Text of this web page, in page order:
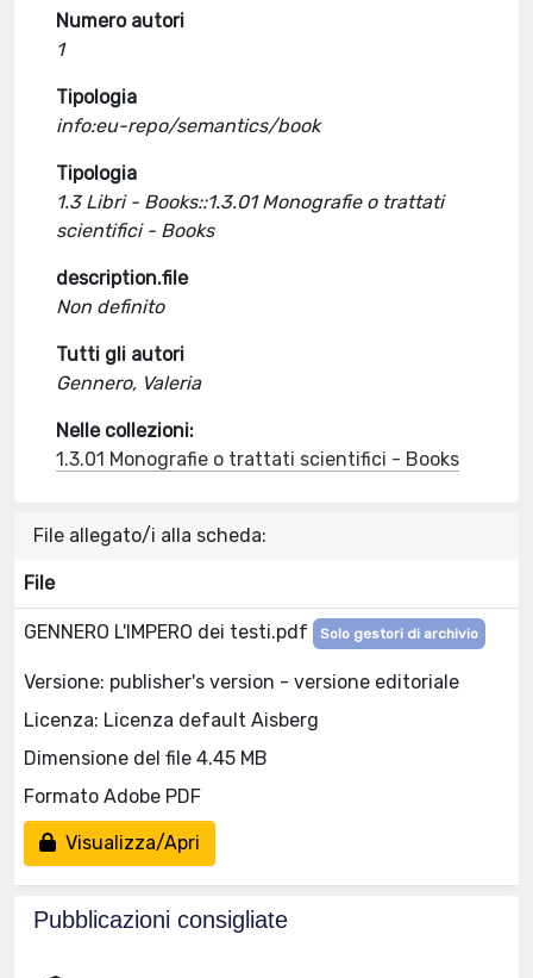
Numero autori
1
Tipologia
info:eu-repo/semantics/book
Tipologia
1.3 Libri - Books::1.3.01 Monografie o trattati
scientifici - Books
description.file
Non definito
Tutti gli autori
Gennero, Valeria
Nelle collezioni:
1.3.01 Monografie o trattati scientifici - Books
File allegato/i alla scheda:
File
GENNERO L'IMPERO dei testi.pdf Solo gestori di archivio
Versione: publisher's version - versione editoriale
Licenza: Licenza default Aisberg
Dimensione del file 4.45 MB
Formato Adobe PDF
Visualizza/Apri
Pubblicazioni consigliate